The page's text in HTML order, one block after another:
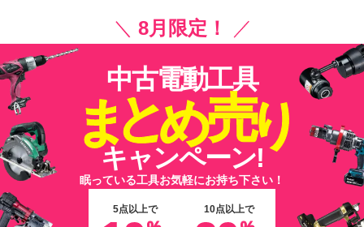
＼ 8月限定！ ／
中古電動工具
まとめ売り
キャンペーン!
眠っている工具お気軽にお持ち下さい！
5点以上で 10点以上で